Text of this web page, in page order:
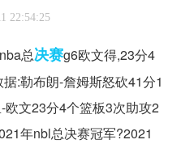
22:54:25
总决赛g6欧文得,23分4
:勒布朗-詹姆斯怒砍41分1
文23分4个篮板3次助攻2
年nbl总决赛冠军?2021